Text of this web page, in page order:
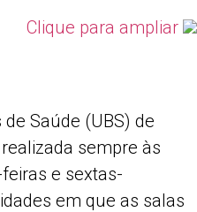
Clique para ampliar
Saúde (UBS) de
sempre às
e sextas-
em que as salas